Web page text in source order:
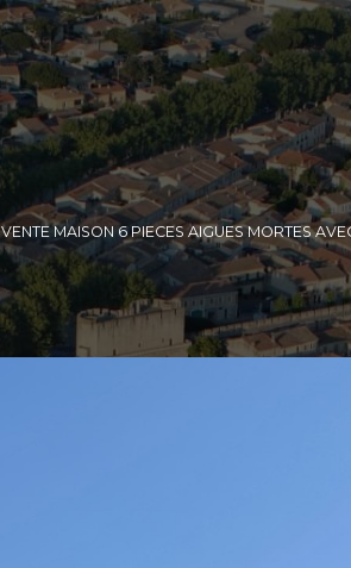
VENTE MAISON 6 PIECES AIGUES MORTES